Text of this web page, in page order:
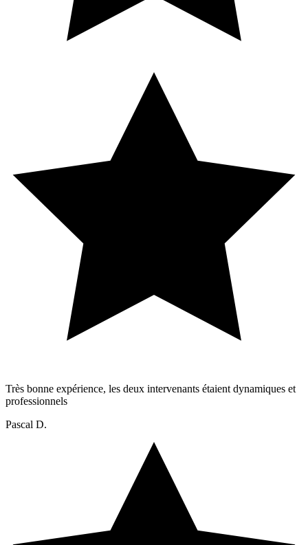
Très bonne expérience, les deux intervenants étaient dynamiques et
professionnels
Pascal D.